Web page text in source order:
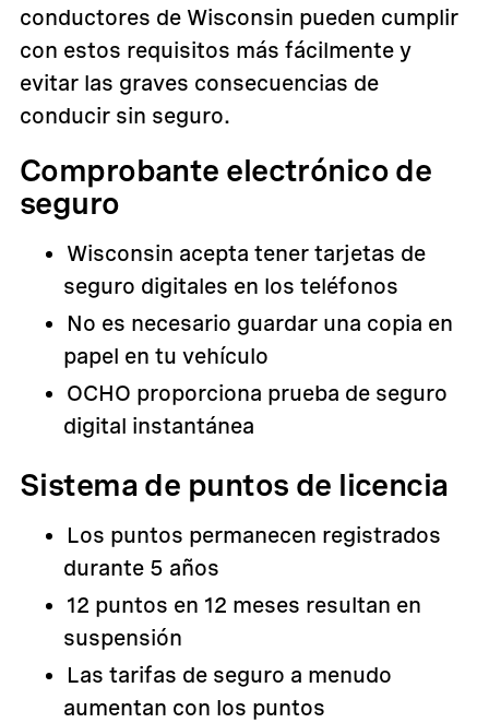
conductores de Wisconsin pueden cumplir
con estos requisitos más fácilmente y
evitar las graves consecuencias de
conducir sin seguro.
Comprobante electrónico de
seguro
Wisconsin acepta tener tarjetas de
seguro digitales en los teléfonos
No es necesario guardar una copia en
papel en tu vehículo
OCHO proporciona prueba de seguro
digital instantánea
Sistema de puntos de licencia
Los puntos permanecen registrados
durante 5 años
12 puntos en 12 meses resultan en
suspensión
Las tarifas de seguro a menudo
aumentan con los puntos